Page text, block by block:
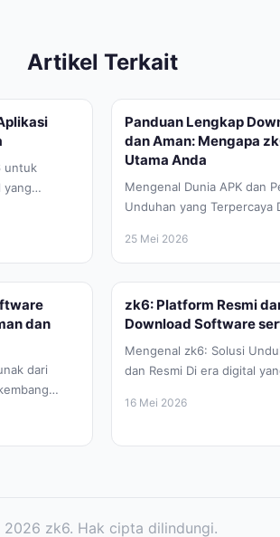
Artikel Terkait
untuk
yang
Panduan Lengkap
dan Aman: Mengapa
Utama Anda
Mengenal Dunia APK dan
Unduhan yang Terpercaya
telah...
25 Mei 2026
dan
dari
zk6: Platform Resmi
Download Software
Mengenal zk6: Solusi
dan Resmi Di era digital
16 Mei 2026
zk6. Hak cipta dilindungi.